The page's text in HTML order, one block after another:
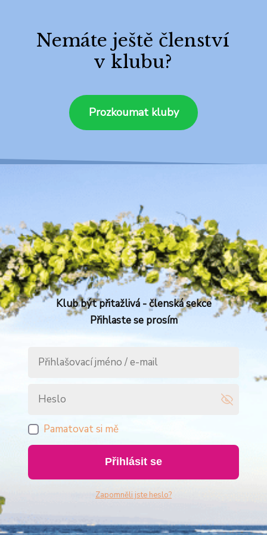
Nemáte ještě členství
v klubu?
Prozkoumat kluby
Klub být přitažlivá - členská sekce
Přihlaste se prosím
Pamatovat si mě
Přihlásit se
Zapomněli jste heslo?